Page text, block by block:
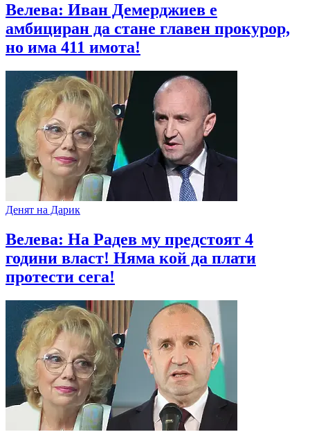
Велева: Иван Демерджиев е
амбициран да стане главен прокурор,
но има 411 имота!
Денят на Дарик
Велева: На Радев му предстоят 4
години власт! Няма кой да плати
протести сега!